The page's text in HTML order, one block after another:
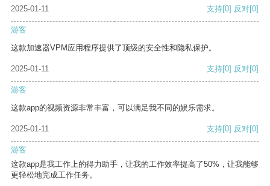
2025-01-11
支持[0] 反对[0]
游客
这款加速器VPM应用程序提供了顶级的安全性和隐私保护。
2025-01-11 支持[0] 反对[0]
游客
这款app的视频资源非常丰富，可以满足我不同的娱乐需求。
2025-01-11 支持[0] 反对[0]
游客
这款app是我工作上的得力助手，让我的工作效率提高了50%，让我能够
更轻松地完成工作任务。